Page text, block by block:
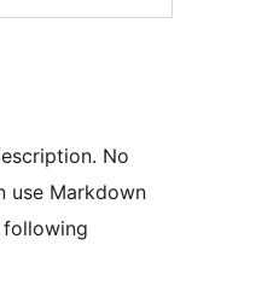
No
use Markdown
following